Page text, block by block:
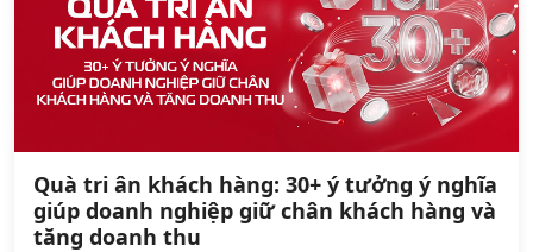
Quà tri ân khách hàng: 30+ ý tưởng ý nghĩa
giúp doanh nghiệp giữ chân khách hàng và
tăng doanh thu